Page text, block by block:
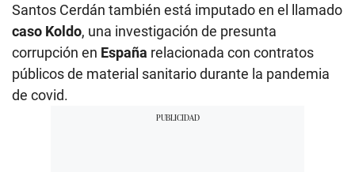
Santos Cerdán también está imputado en el llamado
caso Koldo, una investigación de presunta
corrupción en España relacionada con contratos
públicos de material sanitario durante la pandemia
de covid.